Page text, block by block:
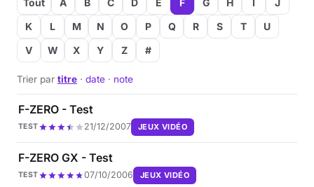
K
L M N O P Q R S T
U
V
W X Y Z #
Trier par titre · date · note
F-ZERO - Test
TEST 21/12/2007 JEUX VIDÉO
F-ZERO GX - Test
TEST 07/10/2006 JEUX VIDÉO